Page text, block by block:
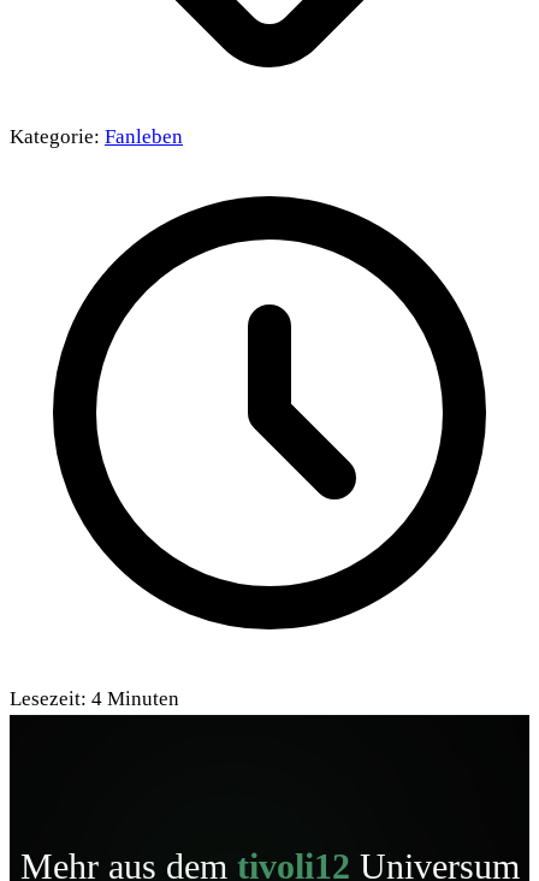
Kategorie: Fanleben
Lesezeit: 4 Minuten
Mehr aus dem tivoli12 Universum